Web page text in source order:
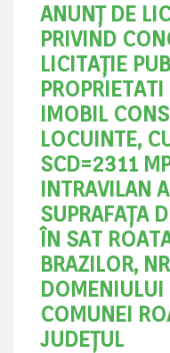
ANUNȚ DE
PRIVIND
LICITAȚIE
IMOBIL
LOCUINTE,
SCD=2311
INTRAVILAN
SUPRAFAȚA
ÎN SAT
BRAZILOR,
DOMENIULUI
COMUNEI
JUDEȚUL